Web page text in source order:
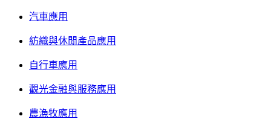
汽車應用
紡織與休閒產品應用
自行車應用
觀光金融與服務應用
農漁牧應用